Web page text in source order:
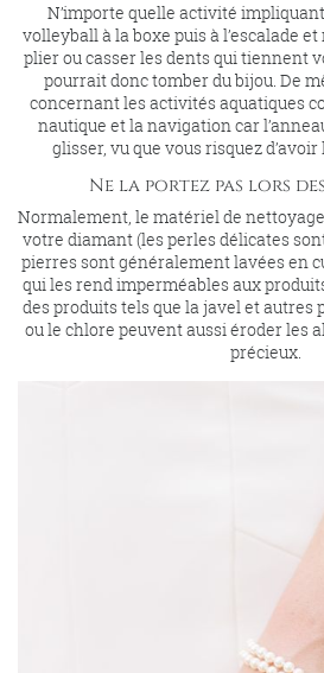
N’importe quelle activité
volleyball à la boxe puis à l’escalade
plier ou casser les dents qui tiennent
pourrait donc tomber du bijou. De
concernant les activités aquatiques
nautique et la navigation car
glisser, vu que vous risquez
Ne la portez pas lors
Normalement, le matériel de
votre diamant (les perles délicates
pierres sont généralement lavées en
qui les rend imperméables aux
des produits tels que la javel et autres
ou le chlore peuvent aussi éroder les
précieux.